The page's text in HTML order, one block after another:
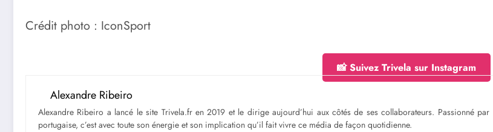
Crédit photo : IconSport
📸 Suivez Trivela sur Instagram
Alexandre Ribeiro
Alexandre Ribeiro a lancé le site Trivela.fr en 2019 et le dirige aujourd’hui aux côtés de ses collaborateurs. Passionné
portugaise, c’est avec toute son énergie et son implication qu’il fait vivre ce média de façon quotidienne.